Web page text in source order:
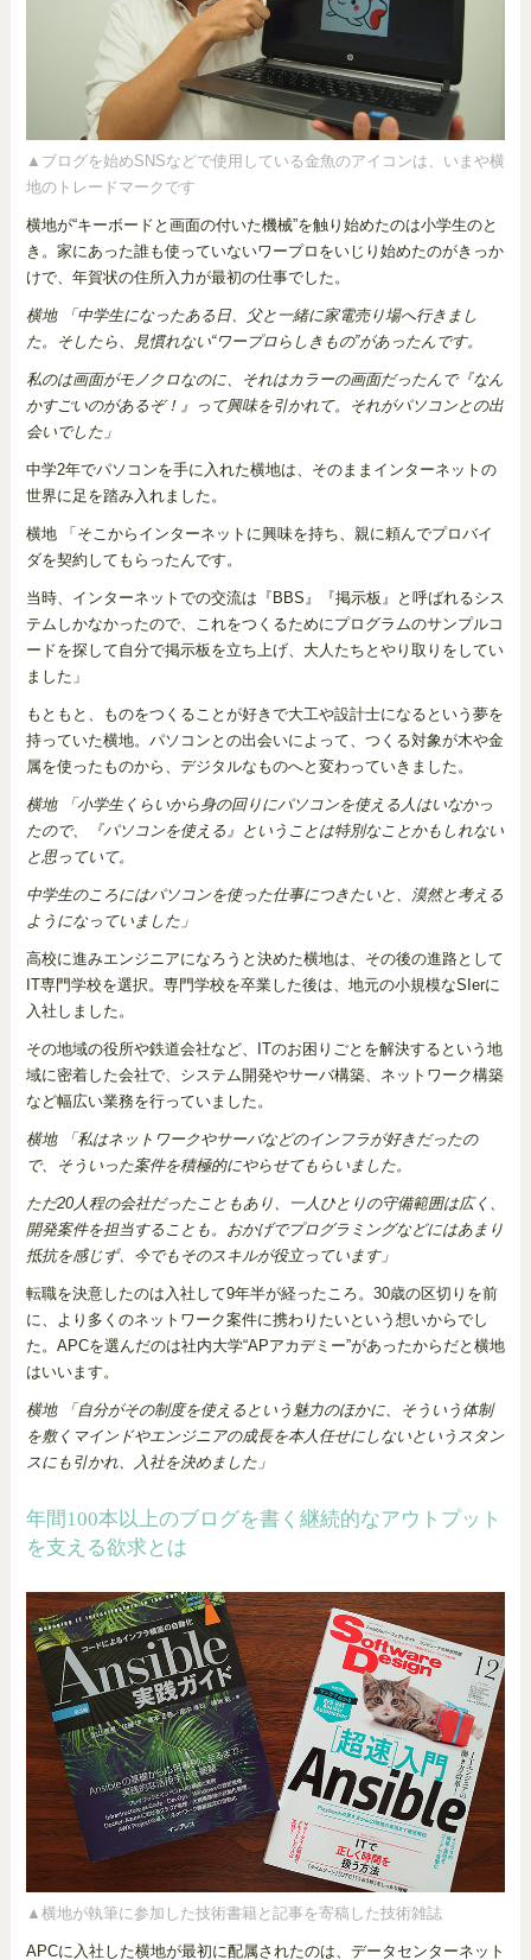
▲ブログを始めSNSなどで使用している金魚のアイコンは、いまや横
地のトレードマークです
横地が“キーボードと画面の付いた機械”を触り始めたのは小学生のと
き。家にあった誰も使っていないワープロをいじり始めたのがきっか
けで、年賀状の住所入力が最初の仕事でした。
横地 「中学生になったある日、父と一緒に家電売り場へ行きまし
た。そしたら、見慣れない“ワープロらしきもの”があったんです。
私のは画面がモノクロなのに、それはカラーの画面だったんで『なん
かすごいのがあるぞ！』って興味を引かれて。それがパソコンとの出
会いでした」
中学2年でパソコンを手に入れた横地は、そのままインターネットの
世界に足を踏み入れました。
横地 「そこからインターネットに興味を持ち、親に頼んでプロバイ
ダを契約してもらったんです。
当時、インターネットでの交流は『BBS』『掲示板』と呼ばれるシス
テムしかなかったので、これをつくるためにプログラムのサンプルコ
ードを探して自分で掲示板を立ち上げ、大人たちとやり取りをしてい
ました」
もともと、ものをつくることが好きで大工や設計士になるという夢を
持っていた横地。パソコンとの出会いによって、つくる対象が木や金
属を使ったものから、デジタルなものへと変わっていきました。
横地 「小学生くらいから身の回りにパソコンを使える人はいなかっ
たので、『パソコンを使える』ということは特別なことかもしれない
と思っていて。
中学生のころにはパソコンを使った仕事につきたいと、漠然と考える
ようになっていました」
高校に進みエンジニアになろうと決めた横地は、その後の進路として
IT専門学校を選択。専門学校を卒業した後は、地元の小規模なSIerに
入社しました。
その地域の役所や鉄道会社など、ITのお困りごとを解決するという地
域に密着した会社で、システム開発やサーバ構築、ネットワーク構築
など幅広い業務を行っていました。
横地 「私はネットワークやサーバなどのインフラが好きだったの
で、そういった案件を積極的にやらせてもらいました。
ただ20人程の会社だったこともあり、一人ひとりの守備範囲は広く、
開発案件を担当することも。おかげでプログラミングなどにはあまり
抵抗を感じず、今でもそのスキルが役立っています」
転職を決意したのは入社して9年半が経ったころ。30歳の区切りを前
に、より多くのネットワーク案件に携わりたいという想いからでし
た。APCを選んだのは社内大学“APアカデミー”があったからだと横地
はいいます。
横地 「自分がその制度を使えるという魅力のほかに、そういう体制
を敷くマインドやエンジニアの成長を本人任せにしないというスタン
スにも引かれ、入社を決めました」
年間100本以上のブログを書く継続的なアウトプット
を支える欲求とは
▲横地が執筆に参加した技術書籍と記事を寄稿した技術雑誌
APCに入社した横地が最初に配属されたのは、データセンターネット